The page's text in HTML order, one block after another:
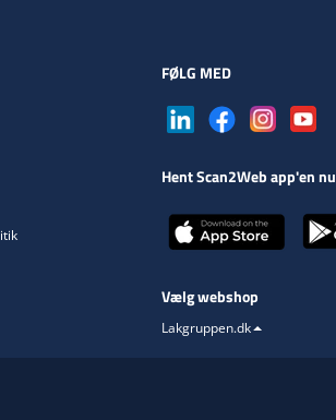
FØLG MED
Hent Scan2Web app'en nu
Vælg webshop
Lakgruppen.dk